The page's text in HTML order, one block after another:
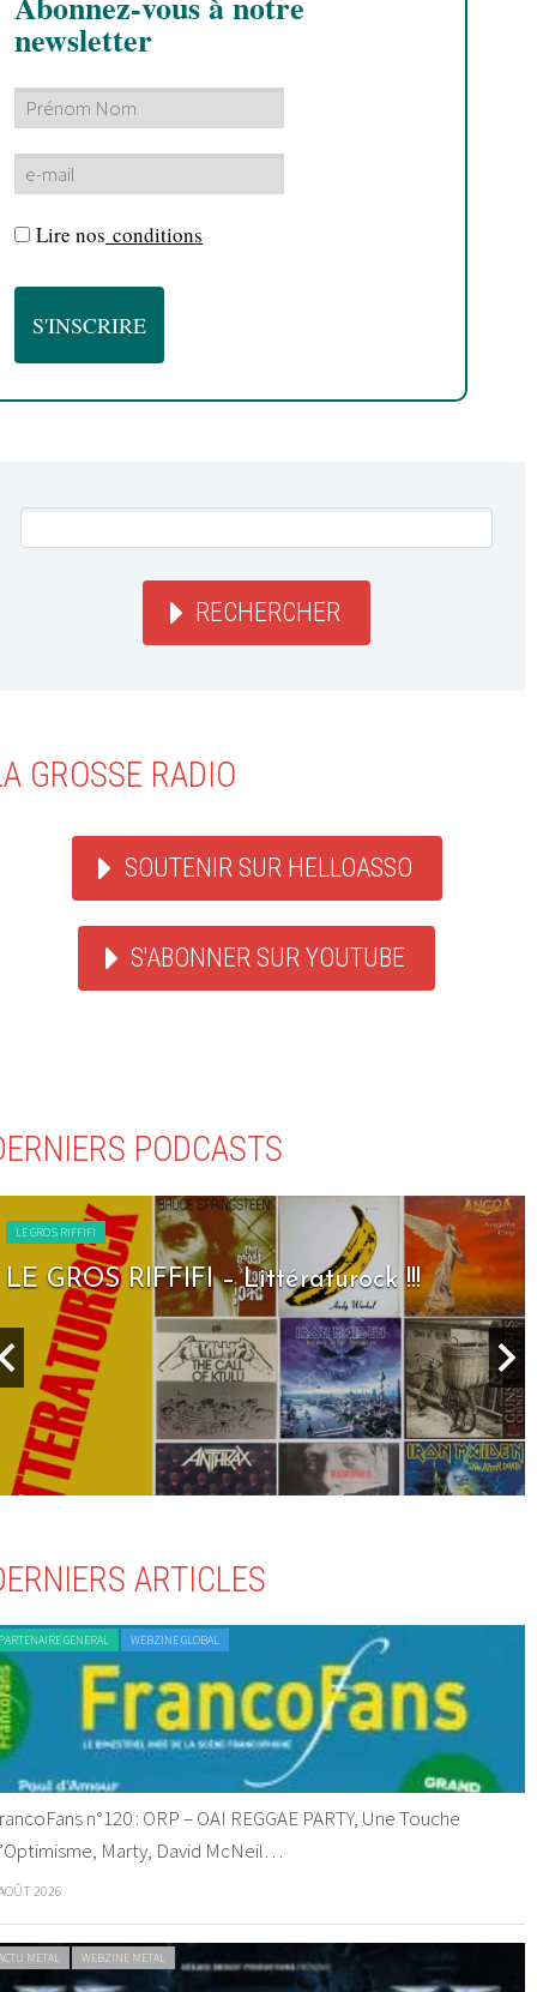
newsletter
Lire nos conditions
RECHERCHER
GROSSE RADIO
SOUTENIR SUR HELLOASSO
S'ABONNER SUR YOUTUBE
PODCASTS
LE GROS RIFFIFI
LE GROS RIFFIFI – Littératurock !!!
ARTICLES
GENERAL WEBZINE GLOBAL
n°120 : ORP – OAI REGGAE PARTY, Une Touche
Marty, David McNeil…
2026
METAL WEBZINE METAL